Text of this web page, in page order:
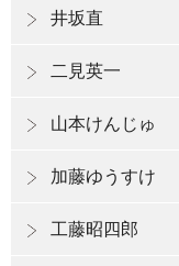
井坂直
二見英一
山本けんじゅ
加藤ゆうすけ
工藤昭四郎